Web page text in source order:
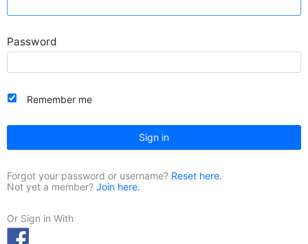
Password
Remember me
Sign in
Forgot your password or username? Reset here.
Not yet a member? Join here.
Or Sign in With